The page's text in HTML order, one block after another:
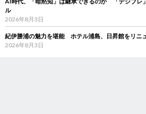
ル
2026年8月3日
紀伊勝浦の魅力を堪能 ホテル浦島、日昇館をリニ
2026年8月3日